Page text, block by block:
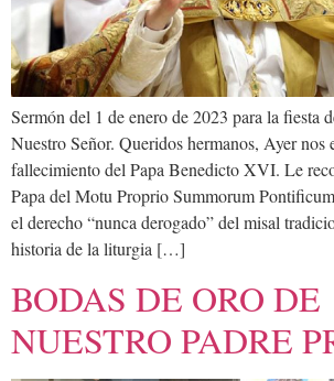
Sermón del 1 de enero de 2023 para la fiesta
Nuestro Señor. Queridos hermanos, Ayer nos
fallecimiento del Papa Benedicto XVI. Le
Papa del Motu Proprio Summorum
el derecho “nunca derogado” del misal
historia de la liturgia […]
BODAS DE ORO DE
NUESTRO PADRE